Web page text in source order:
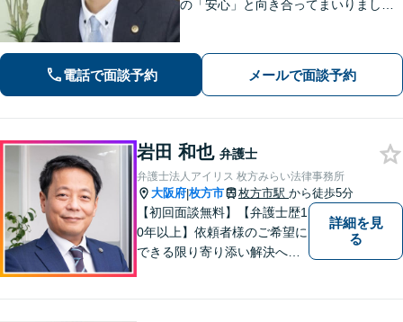
の「安心」と向き合ってまいりまし
ていただける結果を目指し、迅速かつ
粘り強く対応することをお約束しま
電話で面談予約 メールで面談予約
岩田 和也 弁護士
弁護士法人アイリス 枚方みらい法律事務所
大阪府|枚方市 枚方市駅 から徒歩5分
【初回面談無料】【弁護士歴1
0年以上】依頼者様のご希望に
できる限り寄り添い解決へと
詳細を見
る